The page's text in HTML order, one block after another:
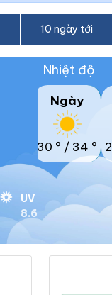
10 ngày tới
UV
8.6
Nhiệt độ
Ngày
30 ° / 34 °